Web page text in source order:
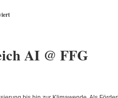
für
in
der
Villach
AI @ FFG